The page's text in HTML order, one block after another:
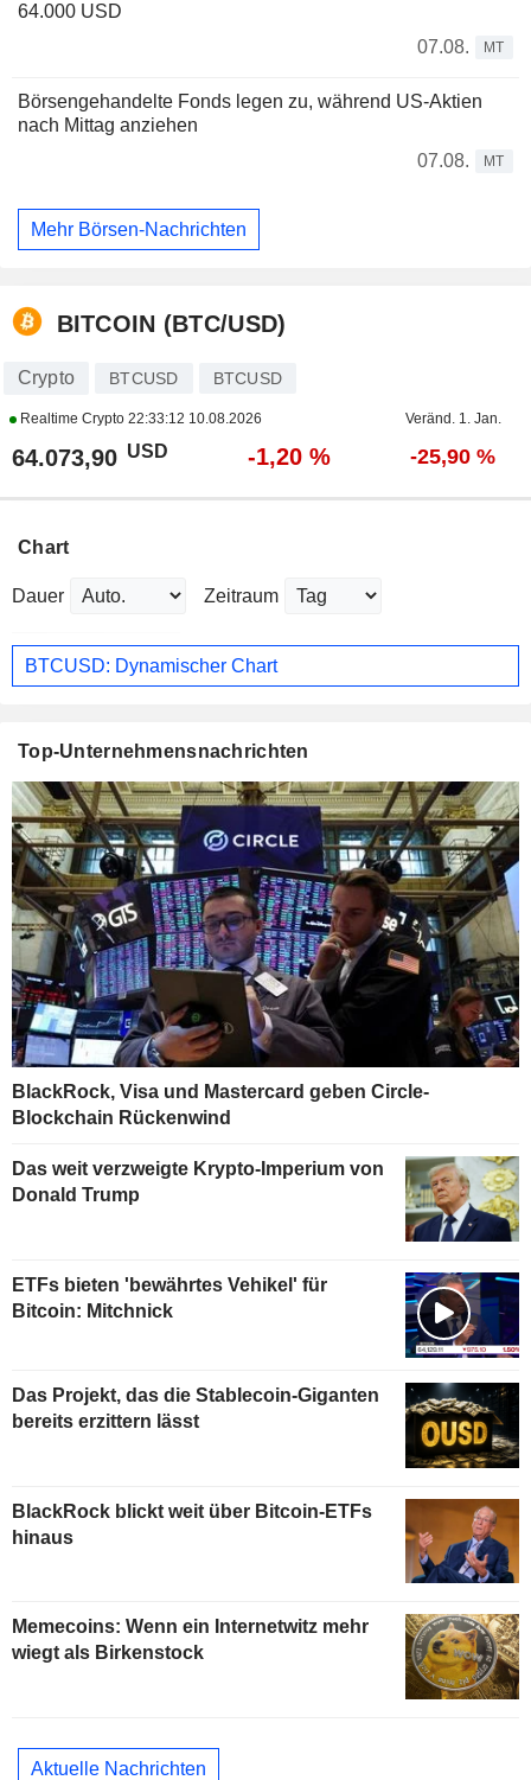
64.000 USD
07.08.
MT
Börsengehandelte Fonds legen zu, während US-Aktien
nach Mittag anziehen
07.08.
MT
Mehr Börsen-Nachrichten
BITCOIN (BTC/USD)
Crypto BTCUSD BTCUSD
Realtime Crypto 22:33:12 10.08.2026 Veränd. 1. Jan.
64.073,90 USD -1,20 % -25,90 %
Chart
Dauer Zeitraum
BTCUSD: Dynamischer Chart
Top-Unternehmensnachrichten
BlackRock, Visa und Mastercard geben Circle-
Blockchain Rückenwind
Das weit verzweigte Krypto-Imperium von
Donald Trump
ETFs bieten 'bewährtes Vehikel' für
Bitcoin: Mitchnick
Das Projekt, das die Stablecoin-Giganten
bereits erzittern lässt
BlackRock blickt weit über Bitcoin-ETFs
hinaus
Memecoins: Wenn ein Internetwitz mehr
wiegt als Birkenstock
Aktuelle Nachrichten